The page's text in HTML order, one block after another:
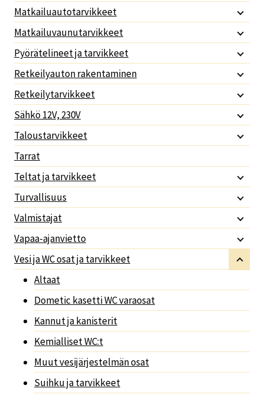
Matkailuautotarvikkeet
Matkailuvaunutarvikkeet
Pyörätelineet ja tarvikkeet
Retkeilyauton rakentaminen
Retkeilytarvikkeet
Sähkö 12V, 230V
Taloustarvikkeet
Tarrat
Teltat ja tarvikkeet
Turvallisuus
Valmistajat
Vapaa-ajanvietto
Vesi ja WC osat ja tarvikkeet
Altaat
Dometic kasetti WC varaosat
Kannut ja kanisterit
Kemialliset WC:t
Muut vesijärjestelmän osat
Suihku ja tarvikkeet